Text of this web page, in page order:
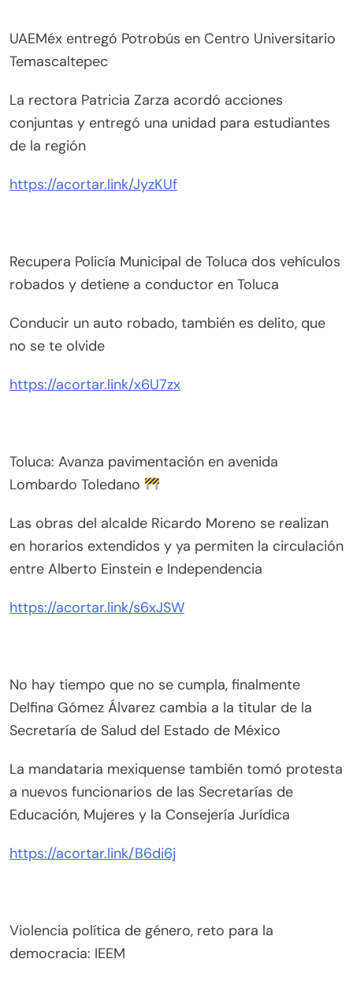
UAEMéx entregó Potrobús en Centro Universitario
Temascaltepec
La rectora Patricia Zarza acordó acciones
conjuntas y entregó una unidad para estudiantes
de la región
https://acortar.link/JyzKUf
Recupera Policía Municipal de Toluca dos vehículos
robados y detiene a conductor en Toluca
Conducir un auto robado, también es delito, que
no se te olvide
https://acortar.link/x6U7zx
Toluca: Avanza pavimentación en avenida
Lombardo Toledano
Las obras del alcalde Ricardo Moreno se realizan
en horarios extendidos y ya permiten la circulación
entre Alberto Einstein e Independencia
https://acortar.link/s6xJSW
No hay tiempo que no se cumpla, finalmente
Delfina Gómez Álvarez cambia a la titular de la
Secretaría de Salud del Estado de México
La mandataria mexiquense también tomó protesta
a nuevos funcionarios de las Secretarías de
Educación, Mujeres y la Consejería Jurídica
https://acortar.link/B6di6j
Violencia política de género, reto para la
democracia: IEEM